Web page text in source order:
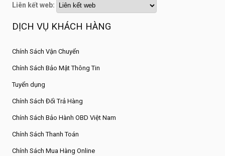
Liên kết web:
DỊCH VỤ KHÁCH HÀNG
Chính Sách Vận Chuyển
Chính Sách Bảo Mật Thông Tin
Tuyển dụng
Chính Sách Đổi Trả Hàng
Chính Sách Bảo Hành OBD Việt Nam
Chính Sách Thanh Toán
Chính Sách Mua Hàng Online